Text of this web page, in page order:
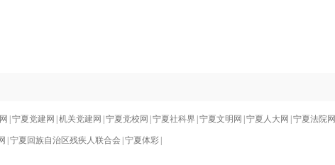
宁夏党建网 机关党建网 宁夏党校网 宁夏社科界 宁夏文明网 宁夏人大网 宁夏法院网
宁夏回族自治区残疾人联合会 宁夏体彩